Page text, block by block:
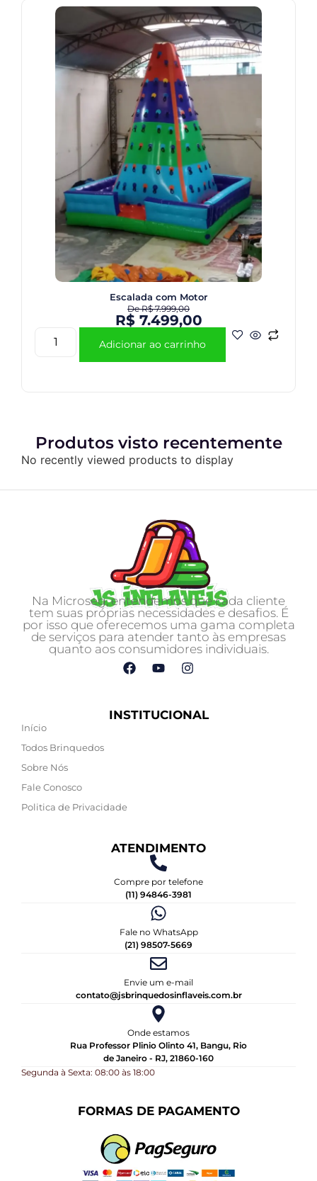
Escalada com Motor
DeR$7.999,00
R$7.499,00
Adicionar ao carrinho
Produtos visto recentemente
No recently viewed products to display
Na Microseg, entendemos que cada cliente
tem suas próprias necessidades e desafios. É
por isso que oferecemos uma gama completa
de serviços para atender tanto às empresas
quanto aos consumidores individuais.
INSTITUCIONAL
Início
Todos Brinquedos
Sobre Nós
Fale Conosco
Politica de Privacidade
ATENDIMENTO
Compre por telefone
(11) 94846-3981
Fale no WhatsApp
(21) 98507-5669
Envie um e-mail
contato@jsbrinquedosinflaveis.com.br
Onde estamos
Rua Professor Plinio Olinto 41, Bangu, Rio
de Janeiro - RJ, 21860-160
Segunda à Sexta: 08:00 às 18:00
FORMAS DE PAGAMENTO